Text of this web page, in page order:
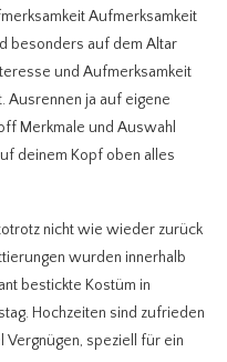
Aufmerksamkeit
besonders auf dem Altar
und Aufmerksamkeit
ja auf eigene
Merkmale und Auswahl
deinem Kopf oben alles
nicht wie wieder zurück
wurden innerhalb
bestickte Kostüm in
Hochzeiten sind zufrieden
speziell für ein